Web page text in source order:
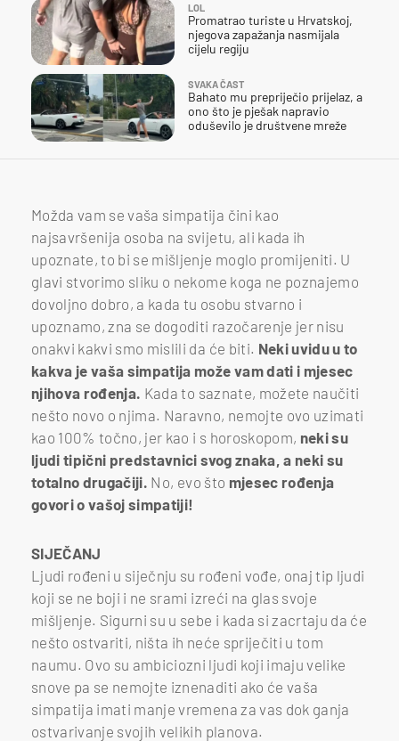
LOL
Promatrao turiste u Hrvatskoj,
njegova zapažanja nasmijala
cijelu regiju
SVAKA ČAST
Bahato mu prepriječio prijelaz, a
ono što je pješak napravio
oduševilo je društvene mreže
Možda vam se vaša simpatija čini kao
najsavršenija osoba na svijetu, ali kada ih
upoznate, to bi se mišljenje moglo promijeniti. U
glavi stvorimo sliku o nekome koga ne poznajemo
dovoljno dobro, a kada tu osobu stvarno i
upoznamo, zna se dogoditi razočarenje jer nisu
onakvi kakvi smo mislili da će biti. Neki uvidu u to
kakva je vaša simpatija može vam dati i mjesec
njihova rođenja. Kada to saznate, možete naučiti
nešto novo o njima. Naravno, nemojte ovo uzimati
kao 100% točno, jer kao i s horoskopom, neki su
ljudi tipični predstavnici svog znaka, a neki su
totalno drugačiji. No, evo što mjesec rođenja
govori o vašoj simpatiji!
SIJEČANJ
Ljudi rođeni u siječnju su rođeni vođe, onaj tip ljudi
koji se ne boji i ne srami izreći na glas svoje
mišljenje. Sigurni su u sebe i kada si zacrtaju da će
nešto ostvariti, ništa ih neće spriječiti u tom
naumu. Ovo su ambiciozni ljudi koji imaju velike
snove pa se nemojte iznenaditi ako će vaša
simpatija imati manje vremena za vas dok ganja
ostvarivanje svojih velikih planova.